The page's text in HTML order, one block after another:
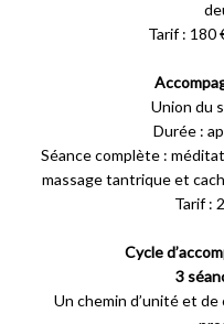
Tarif : 180
Union du
Durée :
Séance complète :
massage tantrique et
Tarif :
Cycle
3
Un chemin d’unité et